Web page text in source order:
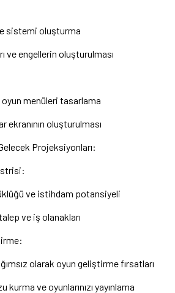
sistemi oluşturma
ve engellerin oluşturulması
oyun menüleri tasarlama
ekranının oluşturulması
Projeksiyonları:
ve istihdam potansiyeli
ve iş olanakları
olarak oyun geliştirme fırsatları
ve oyunlarınızı yayınlama